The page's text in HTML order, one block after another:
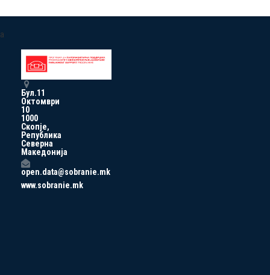
a
Бул.11
Октомври
10
1000
Скопје,
Република
Северна
Македонија
open.data@sobranie.mk
www.sobranie.mk